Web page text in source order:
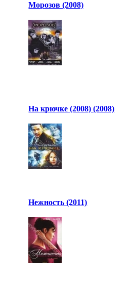
Морозов (2008)
На крючке (2008) (2008)
Нежность (2011)